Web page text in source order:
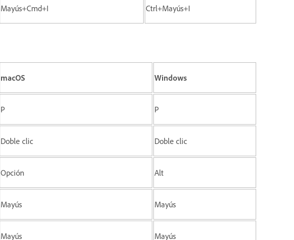
Mayús+Cmd+I Ctrl+Mayús+I
macOS Windows
P P
Doble clic Doble clic
Opción Alt
Mayús Mayús
Mayús Mayús